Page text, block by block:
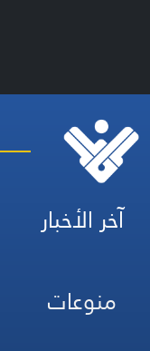
آخر الأخبار
منوعات